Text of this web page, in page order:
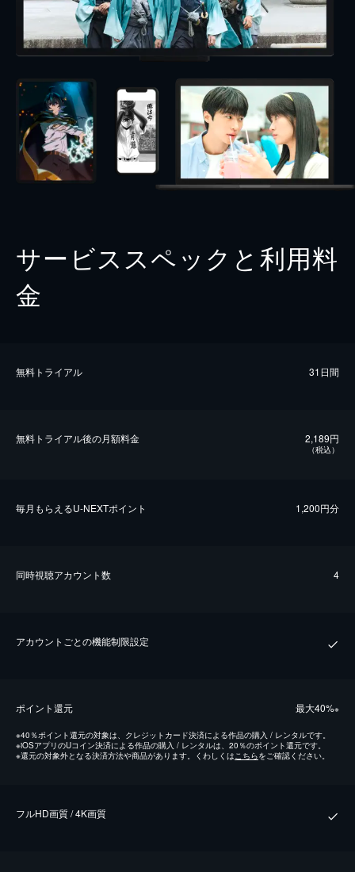
サービススペックと利用料
金
無料トライアル 31日間
無料トライアル後の⽉額料金 2,189円
（税込）
毎⽉もらえるU-NEXTポイント 1,200円分
同時視聴アカウント数 4
アカウントごとの機能制限設定
ポイント還元 最⼤40%※
※40％ポイント還元の対象は、クレジットカード決済による作品の購入 / レンタルです。
※iOSアプリのUコイン決済による作品の購入 / レンタルは、20％のポイント還元です。
※還元の対象外となる決済方法や商品があります。くわしくはこちらをご確認ください。
フルHD画質 / 4K画質